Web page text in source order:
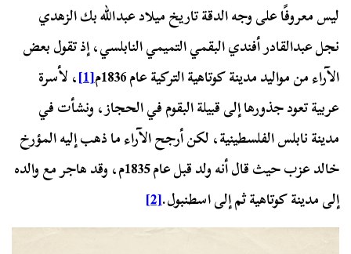
ليس معروفًا على وجه الدقة تاريخ ميلاد عبدالله بك الزهدي
نجل عبدالقادر أفندي البقمي التميمي النابلسي، إذ تقول بعض
الآراء من مواليد مدينة كوتاهية التركية عام 1836م
[1] ، لأسرة
عربية تعود جذورها إلى قبيلة البقوم في الحجاز، ونشأت في
مدينة نابلس الفلسطينية، لكن أرجح الآراء ما ذهب إليه المؤرخ
خالد عزب حيث قال أنه ولد قبل عام 1835م، وقد هاجر مع والده
إلى مدينة كوتاهية ثم إلى اسطنبول.[2]